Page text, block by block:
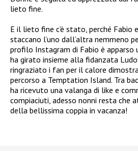
lieto fine.
E il lieto fine c’è stato, perché Fabio
staccano l’uno dall’altra nemmeno
profilo Instagram di Fabio è apparso
ha girato insieme alla fidanzata
ringraziato i fan per il calore
percorso a Temptation Island. Tra
ha ricevuto una valanga di like e
compiaciuti, adesso nonni resta che
della bellissima coppia in vacanza!